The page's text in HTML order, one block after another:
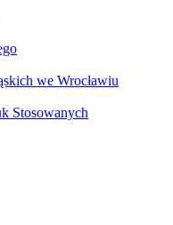
we Wrocławiu
Stosowanych